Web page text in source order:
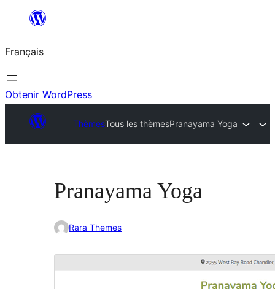
contenu
Français
Obtenir WordPress
ThèmesTous les thèmesPranayama Yoga
Pranayama Yoga
Rara Themes